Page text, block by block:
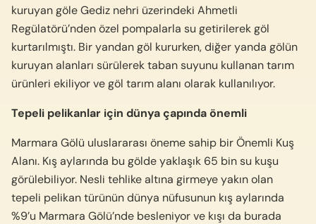
kuruyan göle Gediz nehri üzerindeki Ahmetli
Regülatörü’nden özel pompalarla su getirilerek göl
kurtarılmıştı. Bir yandan göl kururken, diğer yanda gölün
kuruyan alanları sürülerek taban suyunu kullanan tarım
ürünleri ekiliyor ve göl tarım alanı olarak kullanılıyor.
Tepeli pelikanlar için dünya çapında önemli
Marmara Gölü uluslararası öneme sahip bir Önemli Kuş
Alanı. Kış aylarında bu gölde yaklaşık 65 bin su kuşu
görülebiliyor. Nesli tehlike altına girmeye yakın olan
tepeli pelikan türünün dünya nüfusunun kış aylarında
%9’u Marmara Gölü’nde besleniyor ve kışı da burada